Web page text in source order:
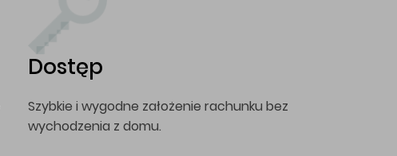
Dostęp
Szybkie i wygodne założenie rachunku bez
wychodzenia z domu.